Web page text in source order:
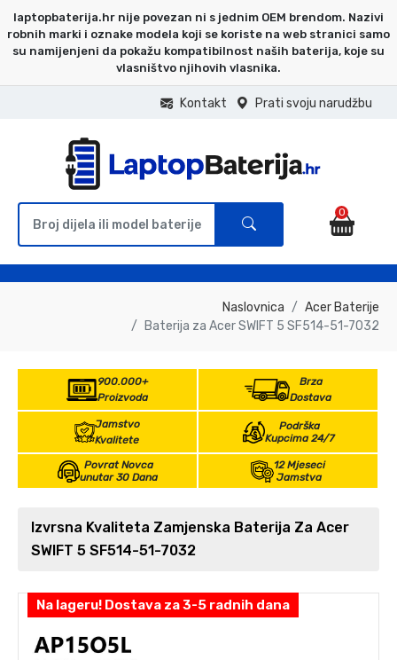
laptopbaterija.hr nije povezan ni s jednim OEM brendom. Nazivi
robnih marki i oznake modela koji se koriste na web stranici samo
su namijenjeni da pokažu kompatibilnost naših baterija, koje su
vlasništvo njihovih vlasnika.
Prati svoju narudžbu
Kontakt
0
Naslovnica
Acer Baterije
Baterija za Acer SWIFT 5 SF514-51-7032
900.000+
Proizvoda
Brza
Dostava
Jamstvo
Kvalitete
Podrška
Kupcima 24/7
Povrat Novca
unutar 30 Dana
12 Mjeseci
Jamstva
Izvrsna Kvaliteta Zamjenska Baterija Za Acer
SWIFT 5 SF514-51-7032
Na lageru! Dostava za 3-5 radnih dana